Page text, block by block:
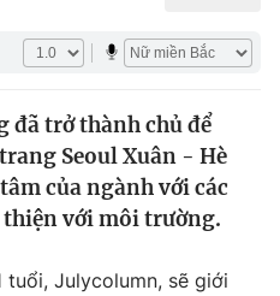
đã trở thành chủ để
Seoul Xuân - Hè
của ngành với các
với môi trường.
tuổi, Julycolumn, sẽ giới